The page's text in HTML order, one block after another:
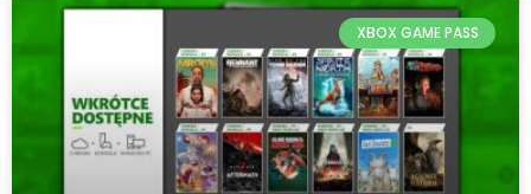
XBOX GAME PASS